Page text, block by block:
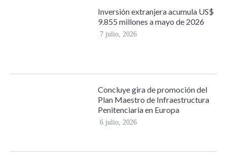
Inversión extranjera acumula US$
9.855 millones a mayo de 2026
7 julio, 2026
Concluye gira de promoción del
Plan Maestro de Infraestructura
Penitenciaria en Europa
6 julio, 2026